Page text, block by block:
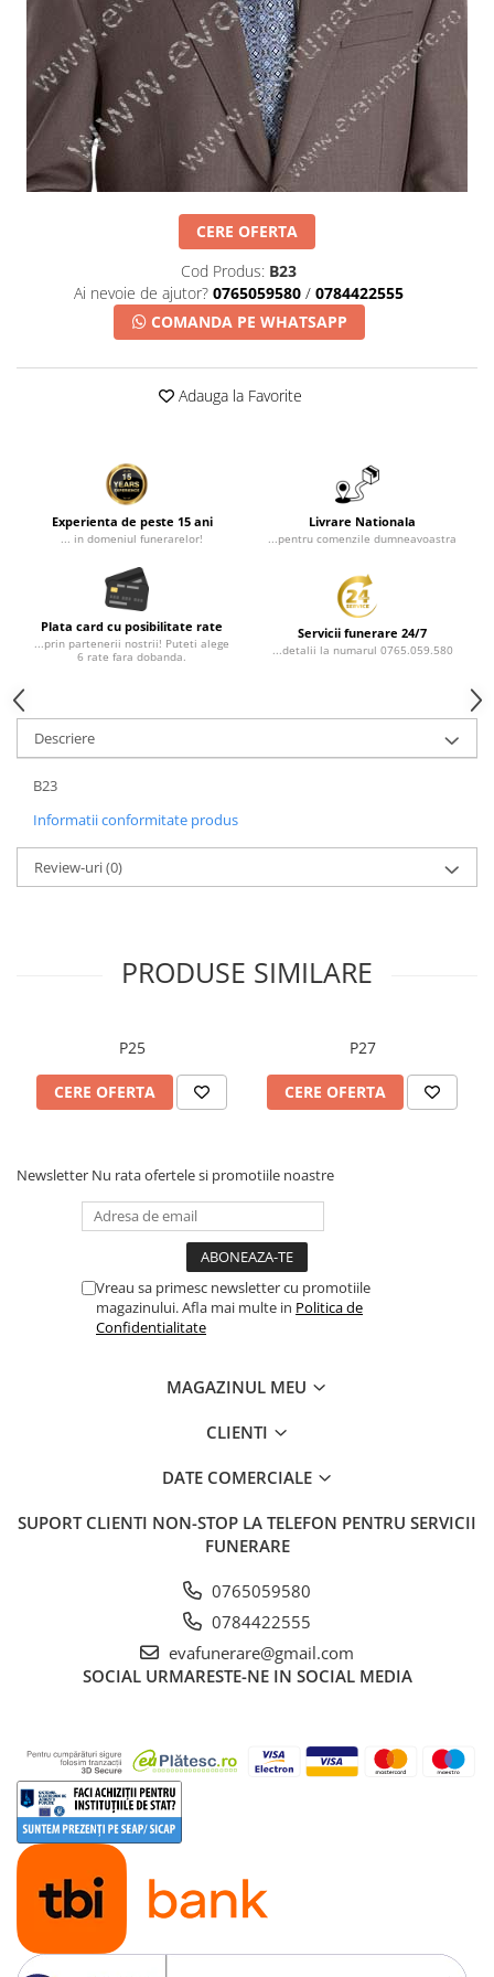
Placa memoriala
Placute ABS personalizate
Solutii intretinere granit si
marmura
CERE OFERTA
Cod Produs: B23
Ai nevoie de ajutor? 0765059580 / 0784422555
COMANDA PE WHATSAPP
Adauga la Favorite
Experienta de peste 15 ani
... in domeniul funerarelor!
Livrare Nationala
...pentru comenzile dumneavoastra
Plata card cu posibilitate rate
...prin partenerii nostrii! Puteti alege
6 rate fara dobanda.
Servicii funerare 24/7
...detalii la numarul 0765.059.580
Descriere
B23
Informatii conformitate produs
Review-uri(0)
PRODUSE SIMILARE
P25
CERE OFERTA
P27
CERE OFERTA
Newsletter Nu rata ofertele si promotiile noastre
Vreau sa primesc newsletter cu promotiile
magazinului. Afla mai multe in Politica de
Confidentialitate
MAGAZINUL MEU
CLIENTI
DATE COMERCIALE
SUPORT CLIENTI NON-STOP LA TELEFON PENTRU SERVICII
FUNERARE
0765059580
0784422555
evafunerare@gmail.com
SOCIAL URMARESTE-NE IN SOCIAL MEDIA